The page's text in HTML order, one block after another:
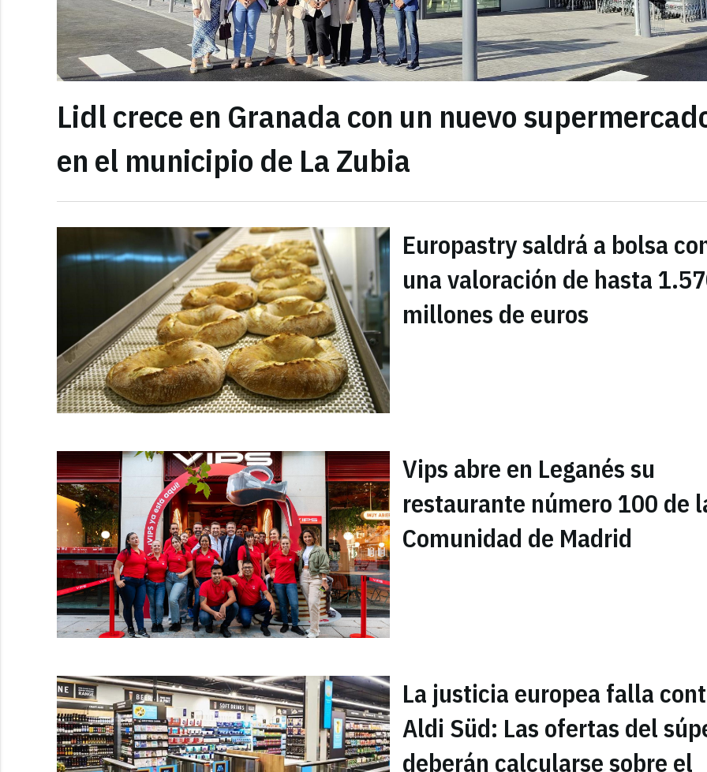
Lidl crece en Granada con un nuevo
en el municipio de La Zubia
Europastry saldrá a bolsa
una valoración de hasta
millones de euros
Vips abre en Leganés su
restaurante número 100 de
Comunidad de Madrid
La justicia europea falla
Aldi Süd: Las ofertas del
deberán calcularse sobre el